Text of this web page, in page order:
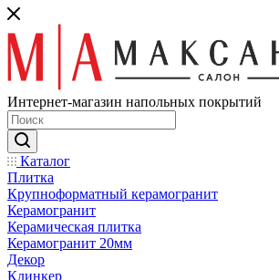
Интернет-магазин напольных покрытий
Каталог
Плитка
Крупноформатный керамогранит
Керамогранит
Керамическая плитка
Керамогранит 20мм
Декор
Клинкер